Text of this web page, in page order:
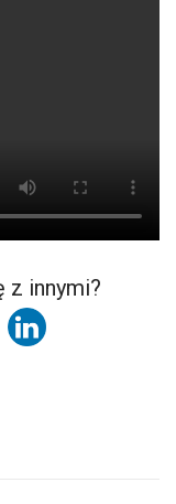
z innymi?